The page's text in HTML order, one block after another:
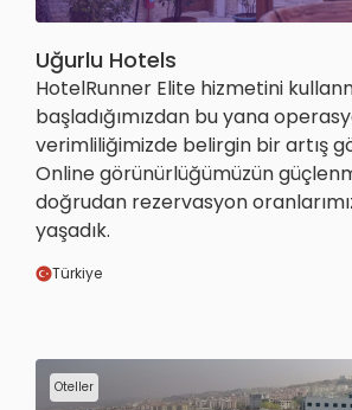
Uğurlu Hotels
HotelRunner Elite hizmetini
başladığımızdan bu yana
verimliliğimizde belirgin bir artış
Online görünürlüğümüzün
doğrudan rezervasyon
yaşadık.
Türkiye
Oteller